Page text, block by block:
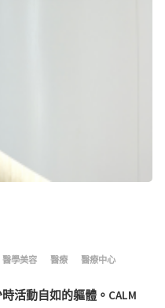
醫學美容 醫療
醫療中心
活動自如的軀體。CALM